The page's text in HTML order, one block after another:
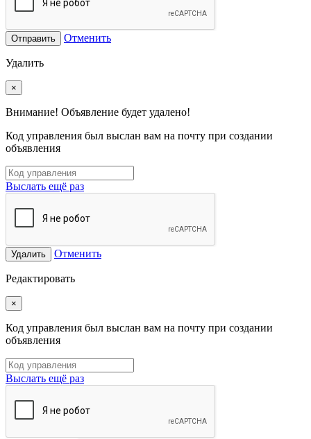
Отправить Отменить
Удалить
×
Внимание! Объявление будет удалено!
Код управления был выслан вам на почту при создании
объявления
Выслать ещё раз
Удалить Отменить
Редактировать
×
Код управления был выслан вам на почту при создании
объявления
Выслать ещё раз